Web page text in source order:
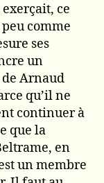
ce
comme
ses
un
de Arnaud
qu’il ne
continuer à
que la
en
un membre